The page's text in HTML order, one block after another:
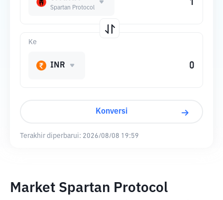
Spartan Protocol
Ke
INR
Konversi
Terakhir diperbarui: 2026/08/08 19:59
Market Spartan Protocol